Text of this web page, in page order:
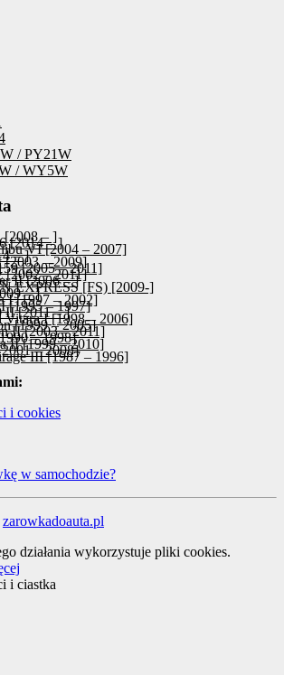
/ PY21W
/ WY5W
[2008 – ]
[2014 – ]
VI [2004 – 2007]
– ]
[2003 – 2009]
[2005 – 2011]
[2002 – 2011]
II [2006 – ]
EXPRESS [FS) [2009-]
– ]
I [1997 – 2002]
[1995 – 1997]
II [2011 – ]
Vitara I [1998 – 2006]
[1999 – 2005]
II [2003 – 2011]
– 1998]
II [1999 – 2010]
– 2008]
III [1987 – 1996]
i cookies
w samochodzie?
zarowkadoauta.pl
działania wykorzystuje pliki cookies.
i ciastka